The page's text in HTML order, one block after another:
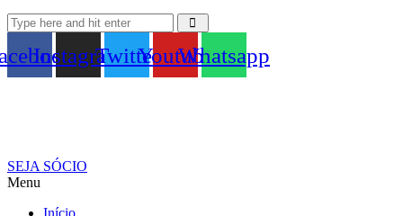
InstagramTwitterYoutubeWhatsapp
SEJA SÓCIO
Menu
Início